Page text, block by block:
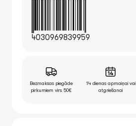
4030969839959
Bezmaksas piegāde
pirkumiem virs 50€
14 dienas apmaiņai vai
atgriešanai